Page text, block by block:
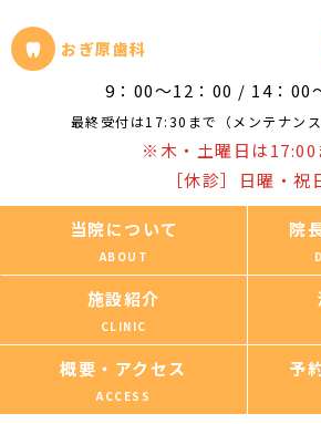
おぎ原歯科
9：00～12：00 / 14：00
最終受付は17:30まで（メンテナン
※木・土曜日は17:00
［休診］日曜・祝
当院について 院
施設紹介
概要・アクセス 予